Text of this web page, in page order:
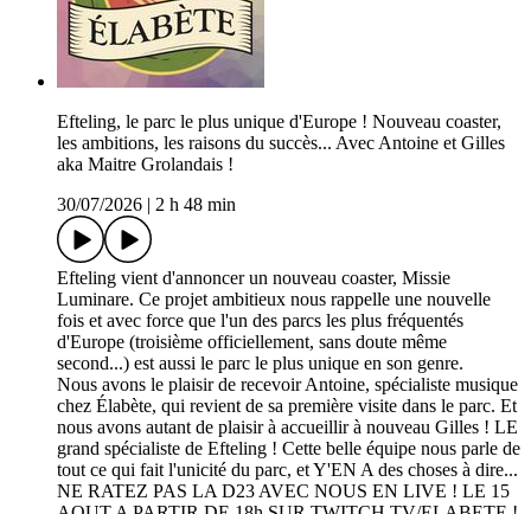
Efteling, le parc le plus unique d'Europe ! Nouveau coaster,
les ambitions, les raisons du succès... Avec Antoine et Gilles
aka Maitre Grolandais !
30/07/2026
2 h 48 min
Efteling vient d'annoncer un nouveau coaster, Missie
Luminare. Ce projet ambitieux nous rappelle une nouvelle
fois et avec force que l'un des parcs les plus fréquentés
d'Europe (troisième officiellement, sans doute même
second...) est aussi le parc le plus unique en son genre.
Nous avons le plaisir de recevoir Antoine, spécialiste musique
chez Élabète, qui revient de sa première visite dans le parc. Et
nous avons autant de plaisir à accueillir à nouveau Gilles ! LE
grand spécialiste de Efteling ! Cette belle équipe nous parle de
tout ce qui fait l'unicité du parc, et Y'EN A des choses à dire...
NE RATEZ PAS LA D23 AVEC NOUS EN LIVE ! LE 15